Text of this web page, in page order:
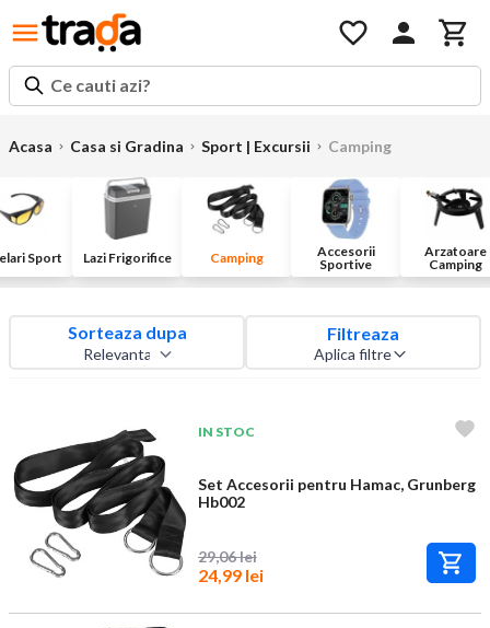
Ce cauti azi?
Acasa Casa si Gradina Sport | Excursii Camping
Sport Lazi Frigorifice Camping
Accesorii
Sportive
Arzatoare
Camping
Sorteaza dupa Filtreaza
Aplica filtre
IN STOC
Set Accesorii pentru Hamac, Grunberg
Hb002
29,06 lei
24,99 lei